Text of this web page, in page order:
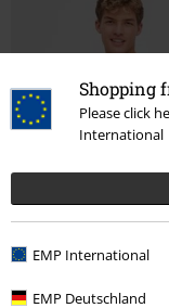
Shopping
Please click
International
EMP International
EMP Deutschland